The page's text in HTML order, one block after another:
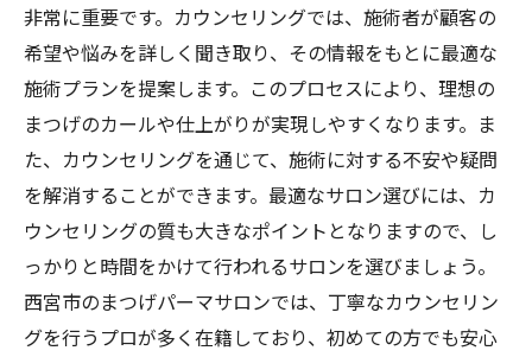
非常に重要です。カウンセリングでは、施術者が顧客の
希望や悩みを詳しく聞き取り、その情報をもとに最適な
施術プランを提案します。このプロセスにより、理想の
まつげのカールや仕上がりが実現しやすくなります。ま
た、カウンセリングを通じて、施術に対する不安や疑問
を解消することができます。最適なサロン選びには、カ
ウンセリングの質も大きなポイントとなりますので、し
っかりと時間をかけて行われるサロンを選びましょう。
西宮市のまつげパーマサロンでは、丁寧なカウンセリン
グを行うプロが多く在籍しており、初めての方でも安心